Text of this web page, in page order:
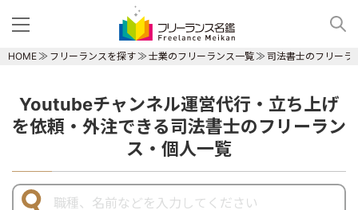
HOME フリーランスを探す 士業のフリーランス一覧 司法書士のフリーラ
Youtubeチャンネル運営代行・立ち上げ
を依頼・外注できる司法書士のフリーラン
ス・個人一覧